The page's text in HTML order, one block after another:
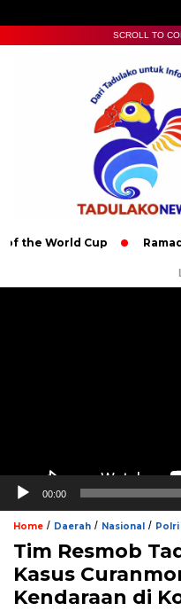
SCROLL TO
Cup Ramadan: A
00:00
Home / Daerah / Nasional / Polri
Tim Resmob
Kasus
Kendaraan di